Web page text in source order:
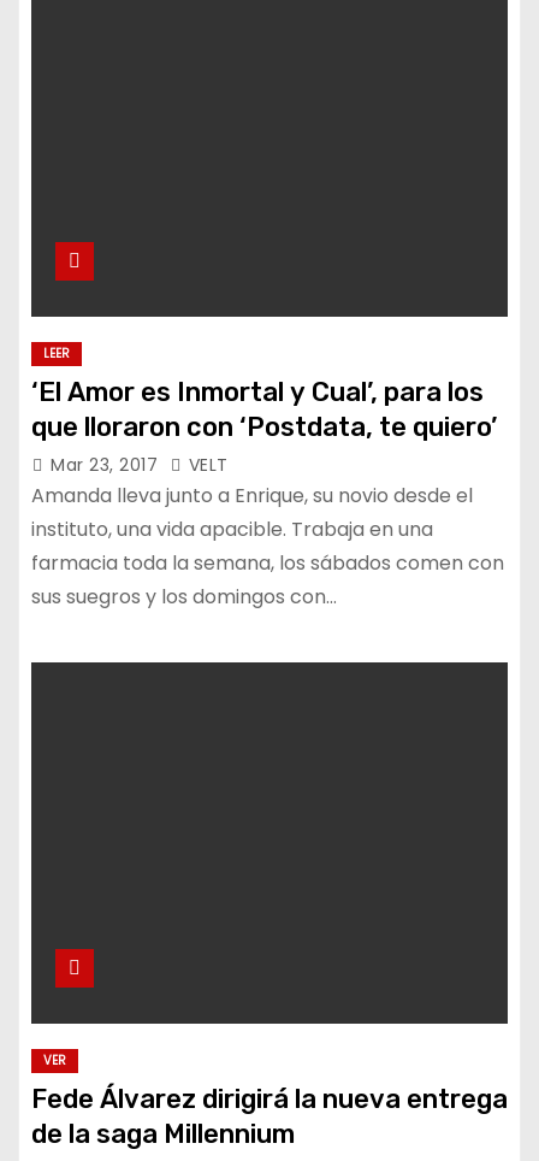
LEER
‘El Amor es Inmortal y Cual’, para los
que lloraron con ‘Postdata, te quiero’
Mar 23, 2017 VELT
Amanda lleva junto a Enrique, su novio desde el
instituto, una vida apacible. Trabaja en una
farmacia toda la semana, los sábados comen con
sus suegros y los domingos con…
VER
Fede Álvarez dirigirá la nueva entrega
de la saga Millennium